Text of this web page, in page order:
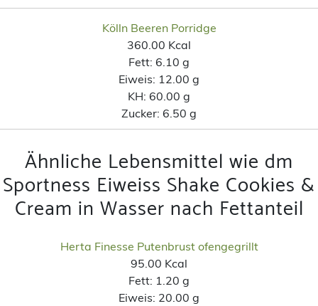
Kölln Beeren Porridge
360.00 Kcal
Fett: 6.10 g
Eiweis: 12.00 g
KH: 60.00 g
Zucker: 6.50 g
Ähnliche Lebensmittel wie dm
Sportness Eiweiss Shake Cookies &
Cream in Wasser nach Fettanteil
Herta Finesse Putenbrust ofengegrillt
95.00 Kcal
Fett: 1.20 g
Eiweis: 20.00 g